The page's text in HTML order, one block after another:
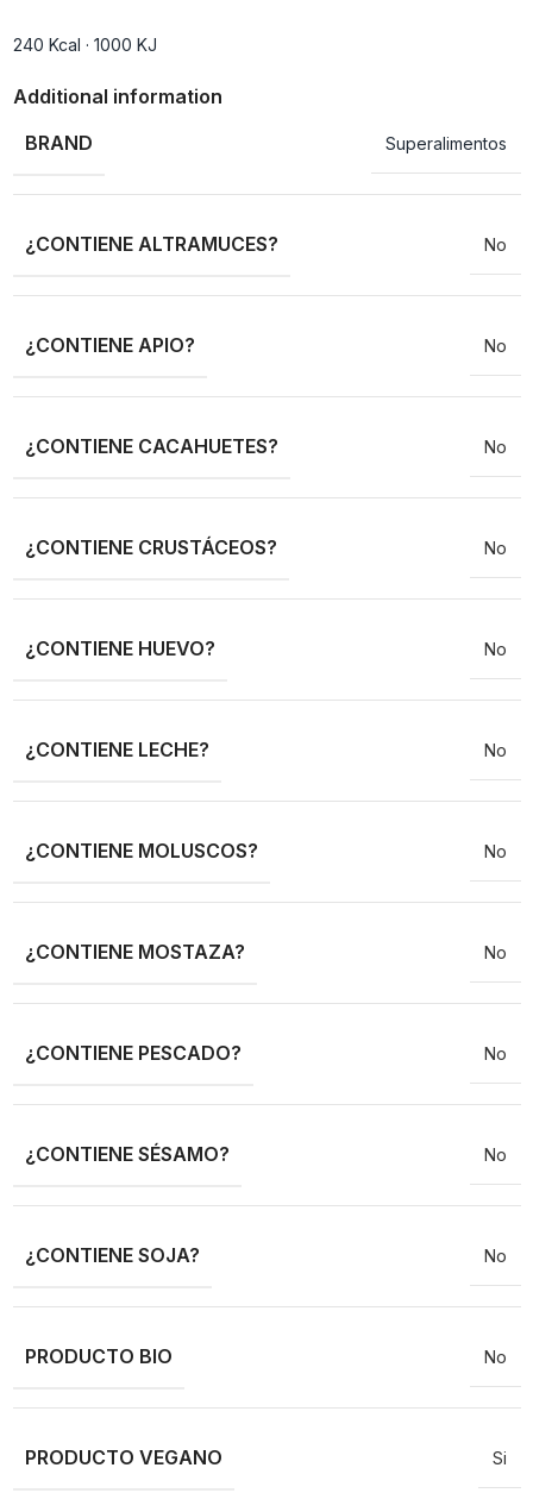
240 Kcal · 1000 KJ
Additional information
BRAND
Superalimentos
¿CONTIENE ALTRAMUCES? No
¿CONTIENE APIO? No
¿CONTIENE CACAHUETES? No
¿CONTIENE CRUSTÁCEOS? No
¿CONTIENE HUEVO? No
¿CONTIENE LECHE? No
¿CONTIENE MOLUSCOS? No
¿CONTIENE MOSTAZA? No
¿CONTIENE PESCADO? No
¿CONTIENE SÉSAMO? No
¿CONTIENE SOJA? No
PRODUCTO BIO No
PRODUCTO VEGANO Si